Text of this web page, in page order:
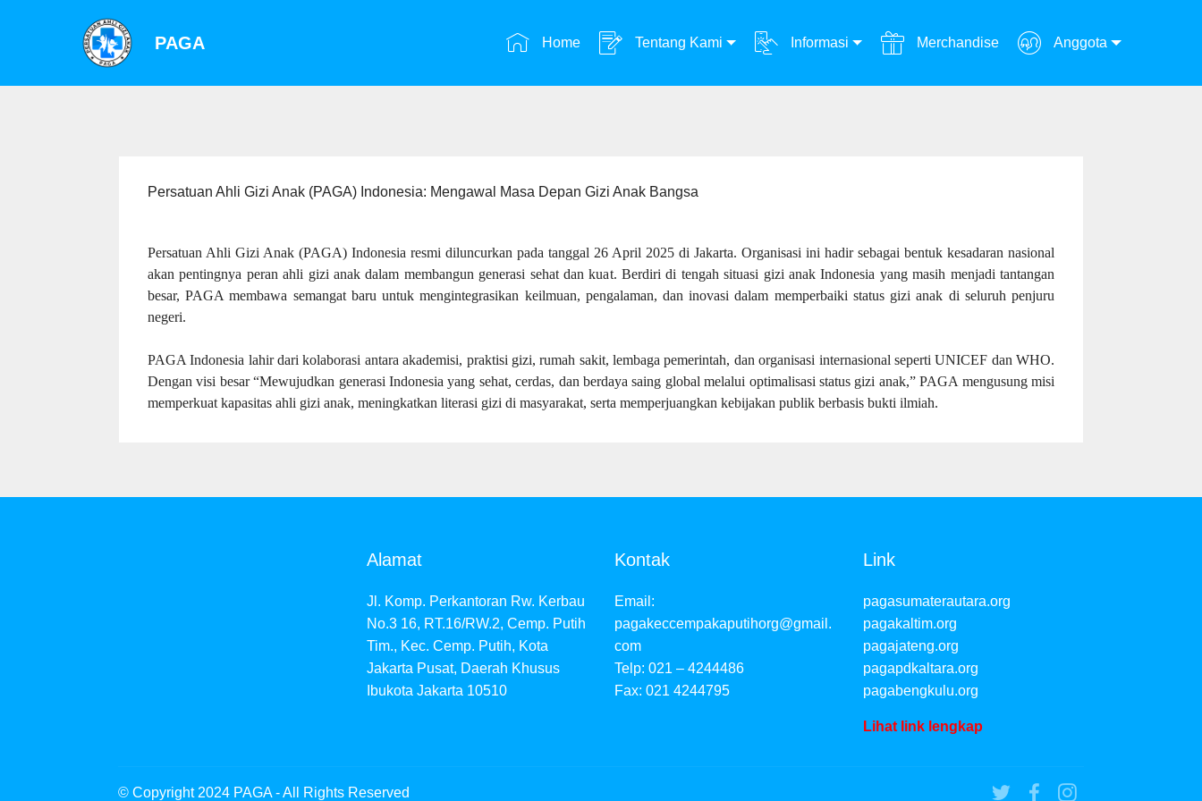
PAGA Home Tentang Kami Informasi Merchandise Anggota
Persatuan Ahli Gizi Anak (PAGA) Indonesia: Mengawal Masa Depan Gizi Anak Bangsa
Persatuan Ahli Gizi Anak (PAGA) Indonesia resmi diluncurkan pada tanggal 26 April 2025 di Jakarta. Organisasi ini hadir sebagai bentuk kesadaran nasional
akan pentingnya peran ahli gizi anak dalam membangun generasi sehat dan kuat. Berdiri di tengah situasi gizi anak Indonesia yang masih menjadi tantangan
besar, PAGA membawa semangat baru untuk mengintegrasikan keilmuan, pengalaman, dan inovasi dalam memperbaiki status gizi anak di seluruh penjuru
negeri.
PAGA Indonesia lahir dari kolaborasi antara akademisi, praktisi gizi, rumah sakit, lembaga pemerintah, dan organisasi internasional seperti UNICEF dan WHO.
Dengan visi besar “Mewujudkan generasi Indonesia yang sehat, cerdas, dan berdaya saing global melalui optimalisasi status gizi anak,” PAGA mengusung misi
memperkuat kapasitas ahli gizi anak, meningkatkan literasi gizi di masyarakat, serta memperjuangkan kebijakan publik berbasis bukti ilmiah.
Alamat
Jl. Komp. Perkantoran Rw. Kerbau
No.3 16, RT.16/RW.2, Cemp. Putih
Tim., Kec. Cemp. Putih, Kota
Jakarta Pusat, Daerah Khusus
Ibukota Jakarta 10510
Kontak
Email:
pagakeccempakaputihorg@gmail.
com
Telp: 021 – 4244486
Fax: 021 4244795
Link
pagasumaterautara.org
pagakaltim.org
pagajateng.org
pagapdkaltara.org
pagabengkulu.org
Lihat link lengkap
© Copyright 2024 PAGA - All Rights Reserved